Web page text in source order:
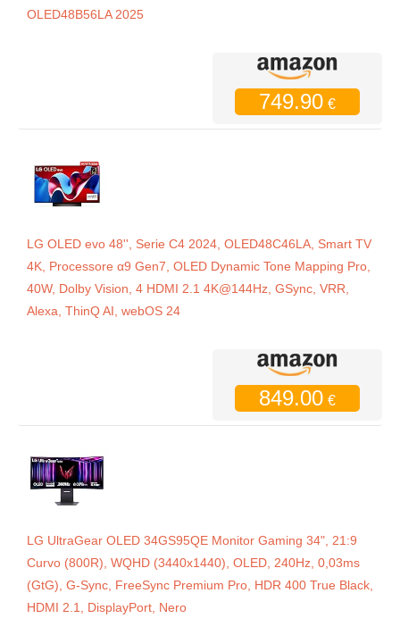
OLED48B56LA 2025
749.90 €
LG OLED evo 48'', Serie C4 2024, OLED48C46LA, Smart TV
4K, Processore α9 Gen7, OLED Dynamic Tone Mapping Pro,
40W, Dolby Vision, 4 HDMI 2.1 4K@144Hz, GSync, VRR,
Alexa, ThinQ AI, webOS 24
849.00 €
LG UltraGear OLED 34GS95QE Monitor Gaming 34", 21:9
Curvo (800R), WQHD (3440x1440), OLED, 240Hz, 0,03ms
(GtG), G-Sync, FreeSync Premium Pro, HDR 400 True Black,
HDMI 2.1, DisplayPort, Nero